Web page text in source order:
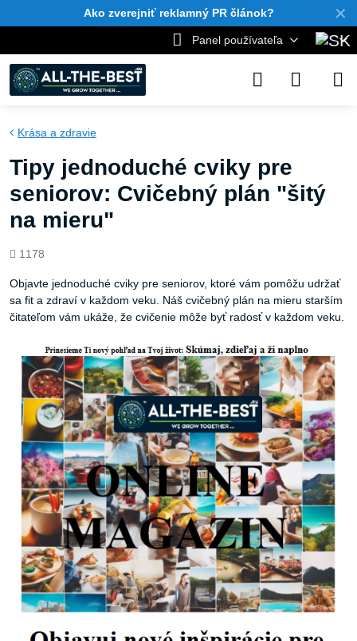
✕
Ako zverejniť reklamný PR článok?
Panel používateľa
Krása a zdravie
Tipy jednoduché cviky pre
seniorov: Cvičebný plán "šitý
na mieru"
Počet
1178
Objavte jednoduché cviky pre seniorov, ktoré vám pomôžu udržať
sa fit a zdraví v každom veku. Náš cvičebný plán na mieru starším
čitateľom vám ukáže, že cvičenie môže byť radosť v každom veku.